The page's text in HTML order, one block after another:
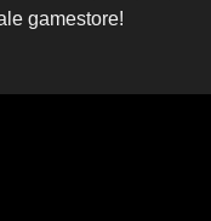
gamestore!